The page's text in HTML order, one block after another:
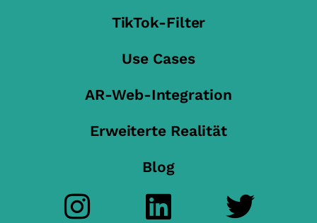
TikTok-Filter
Use Cases
AR-Web-Integration
Erweiterte Realität
Blog